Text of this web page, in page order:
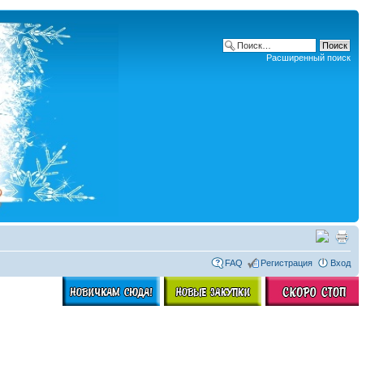
Расширенный поиск
FAQ Регистрация Вход